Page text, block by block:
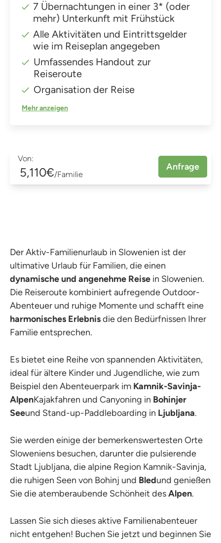
7 Übernachtungen in einer 3* (oder
mehr) Unterkunft mit Frühstück
Alle Aktivitäten und Eintrittsgelder
wie im Reiseplan angegeben
Umfassendes Handout zur
Reiseroute
Organisation der Reise
Mehr anzeigen
Von:
5,110€/Familie
Anfrage
Der Aktiv-Familienurlaub in Slowenien ist der
ultimative Urlaub für Familien, die einen
dynamische und angenehme Reise in Slowenien.
Die Reiseroute kombiniert aufregende Outdoor-
Abenteuer und ruhige Momente und schafft eine
harmonisches Erlebnisdie den Bedürfnissen Ihrer
Familie entsprechen.
Es bietet eine Reihe von spannenden Aktivitäten,
ideal für ältere Kinder und Jugendliche, wie zum
Beispiel den Abenteuerpark im Kamnik-Savinja-
AlpenKajakfahren und Canyoning in Bohinjer
Seeund Stand-up-Paddleboarding in Ljubljana.
Sie werden einige der bemerkenswertesten Orte
Sloweniens besuchen, darunter die pulsierende
Stadt Ljubljana, die alpine Region Kamnik-Savinja,
die ruhigen Seen von Bohinj und Bledund genießen
Sie die atemberaubende Schönheit desAlpen.
Lassen Sie sich dieses aktive Familienabenteuer
nicht entgehen! Buchen Sie jetzt und beginnen Sie